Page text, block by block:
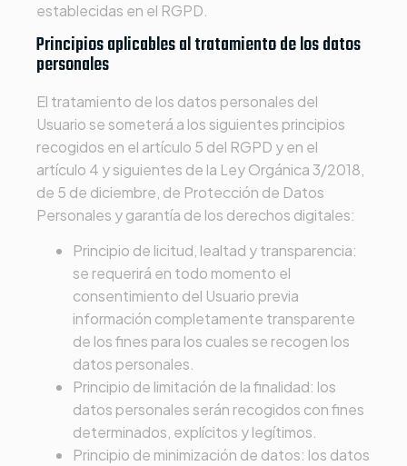
establecidas en el RGPD.
Principios aplicables al tratamiento de los datos
personales
El tratamiento de los datos personales del
Usuario se someterá a los siguientes principios
recogidos en el artículo 5 del RGPD y en el
artículo 4 y siguientes de la Ley Orgánica 3/2018,
de 5 de diciembre, de Protección de Datos
Personales y garantía de los derechos digitales:
Principio de licitud, lealtad y transparencia:
se requerirá en todo momento el
consentimiento del Usuario previa
información completamente transparente
de los fines para los cuales se recogen los
datos personales.
Principio de limitación de la finalidad: los
datos personales serán recogidos con fines
determinados, explícitos y legítimos.
Principio de minimización de datos: los datos